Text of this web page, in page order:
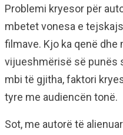
Problemi kryesor për
mbetet vonesa e
filmave. Kjo ka qenë dhe
vijueshmërisë së punës
mbi të gjitha, faktori
tyre me audiencën tonë.
Sot, me autorë të